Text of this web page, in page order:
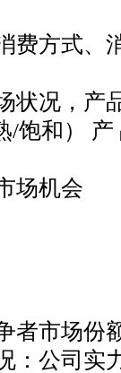
方式、
况，产
/饱和） 产
场机会
市场份
公司实